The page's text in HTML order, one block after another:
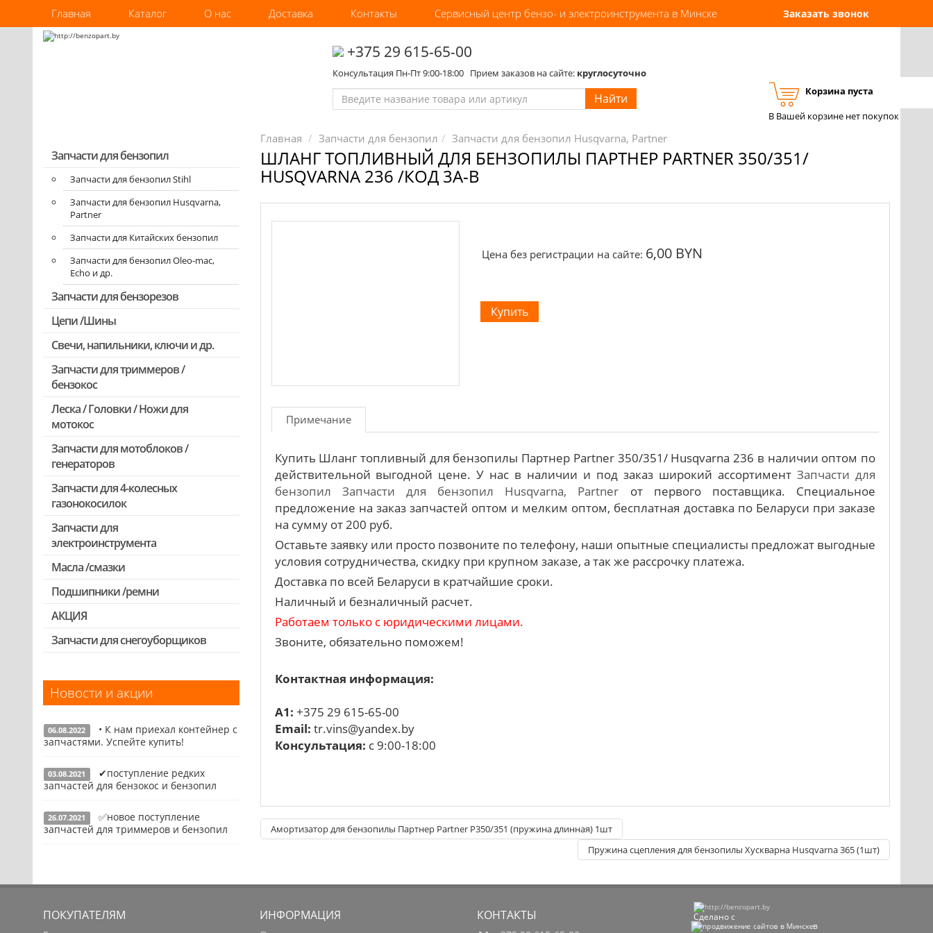
Заказать звонок
Главная Каталог О нас Доставка Контакты Сервисный центр бензо- и электроинструмента в Минске
‎+375 29 615-65-00
Консультация Пн-Пт 9:00-18:00 Прием заказов на сайте: круглосуточно
Корзина пуста
В Вашей корзине нет покупок
Найти Вход Регистрация
Запчасти для бензопил
Запчасти для бензопил Stihl
Запчасти для бензопил Husqvarna,
Partner
Запчасти для Китайских бензопил
Запчасти для бензопил Oleo-mac,
Echo и др.
Запчасти для бензорезов
Цепи /Шины
Свечи, напильники, ключи и др.
Запчасти для триммеров /
бензокос
Запчасти для Китайских триммеров
Запчасти для мотокос Stihl
/Husqvarna /Oleo-mac /Echo и др.
Леска / Головки / Ножи для
мотокос
Запчасти для мотоблоков /
генераторов
Запчасти для 4-колесных
газонокосилок
Запчасти для
электроинструмента
Двигатели, редукторы для
Патроны для шуруповертов /
перфораторов
Выключатели, переключатели
Запчасти для УШМ (болгарок)
другие
Якоря, статоры
Щётки, щёточные узлы
Масла /смазки
Подшипники /ремни
АКЦИЯ
Скидка 50%
Запчасти для снегоуборщиков
Новости и акции
06.08.2022
• К нам приехал контейнер с
запчастями. Успейте купить!
Подробнее
03.08.2021
✔поступление редких
запчастей для бензокос и бензопил
Подробнее
26.07.2021
✅новое поступление
запчастей для триммеров и бензопил
Главная Запчасти для бензопил Запчасти для бензопил Husqvarna, Partner
ШЛАНГ ТОПЛИВНЫЙ ДЛЯ БЕНЗОПИЛЫ ПАРТНЕР PARTNER 350/351/
HUSQVARNA 236 /КОД 3A-B
Цена без регистрации на сайте: 6,00 BYN
Примечание
Купить Шланг топливный для бензопилы Партнер Partner 350/351/ Husqvarna 236 в наличии оптом по
действительной выгодной цене. У нас в наличии и под заказ широкий ассортиментЗапчасти для
бензопил
Запчасти для бензопил Husqvarna, Partner от первого поставщика. Специальное
предложение на заказ запчастей оптом и мелким оптом, бесплатная доставка по Беларуси при заказе
на сумму от 200 руб.
Оставьте заявку или просто позвоните по телефону, наши опытные специалисты предложат выгодные
условия сотрудничества, скидку при крупном заказе, а так же рассрочку платежа.
Доставка по всей Беларуси в кратчайшие сроки.
Наличный и безналичный расчет.
Работаем только с юридическими лицами.
Звоните, обязательно поможем!
Контактная информация:
A1: +375 29 615-65-00
Email: tr.vins@yandex.by
Консультация: с 9:00-18:00
Амортизатор для бензопилы Партнер Partner P350/351 (пружина длинная) 1шт
Пружина сцепления для бензопилы Хускварна Husqvarna 365 (1шт)
ПОКУПАТЕЛЯМ ИНФОРМАЦИЯ КОНТАКТЫ
Сделано с
в